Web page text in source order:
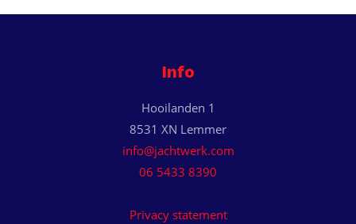
Info
Hooilanden 1
8531 XN Lemmer
info@jachtwerk.com
06 5433 8390
Privacy statement